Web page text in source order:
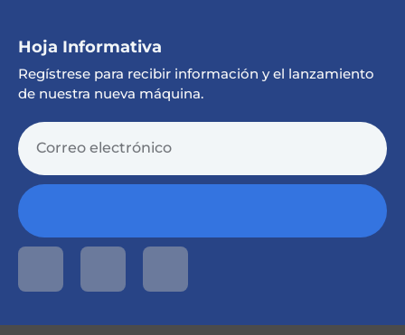
Hoja Informativa
Regístrese para recibir información y el lanzamiento
de nuestra nueva máquina.